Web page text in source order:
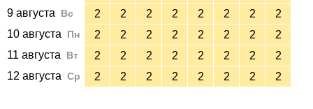
9 августа
Вс 2 2 2 2 2 2 2
2
10 августа
Пн 2 2 2 2 2 2 2
2
11 августа
Вт 2 2 2 2 2 2 2
2
12 августа Ср 2 2 2 2 2 2 2 2